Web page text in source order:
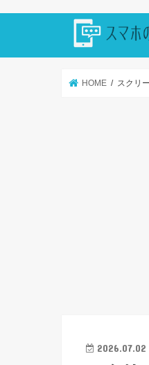
HOME スクリ
2026.07.02